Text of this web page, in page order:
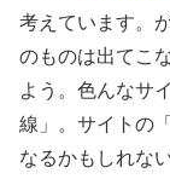
考えています。
のものは出てこ
よう。色んなサ
線」。サイトの
なるかもしれな